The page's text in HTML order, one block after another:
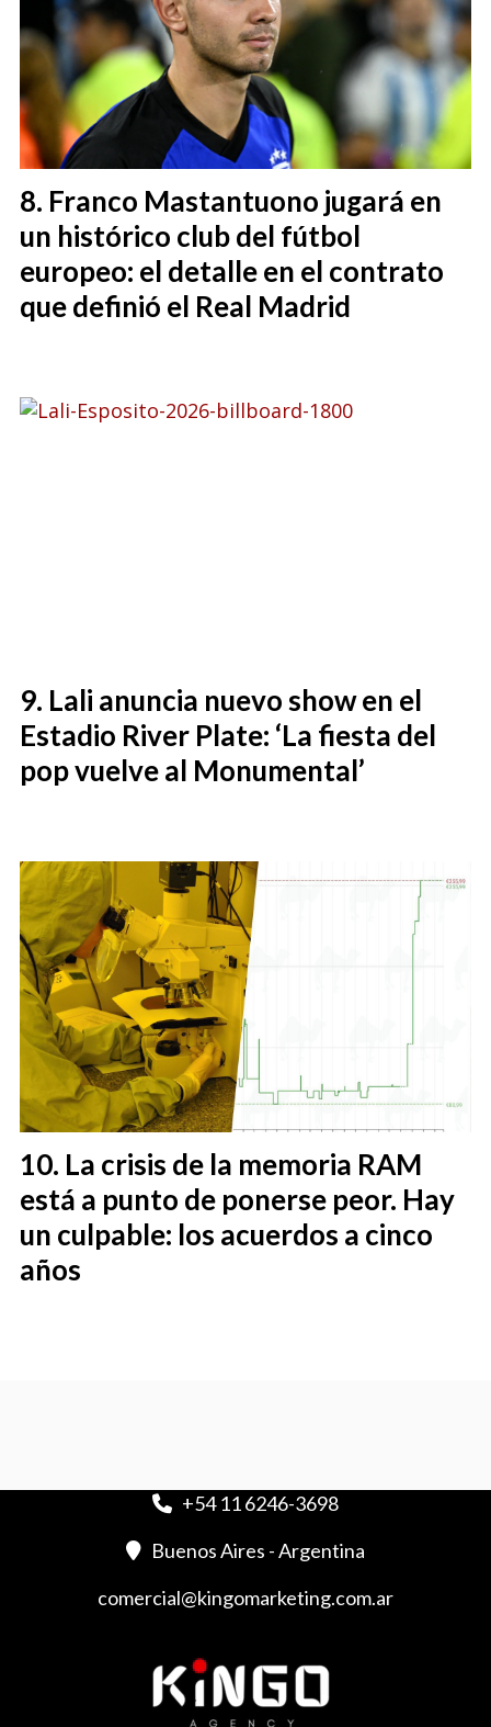
Franco Mastantuono jugará en
un histórico club del fútbol
europeo: el detalle en el contrato
que definió el Real Madrid
Lali anuncia nuevo show en el
Estadio River Plate: ‘La fiesta del
pop vuelve al Monumental’
La crisis de la memoria RAM
está a punto de ponerse peor. Hay
un culpable: los acuerdos a cinco
años
+54 11 6246-3698
Buenos Aires - Argentina
comercial@kingomarketing.com.ar